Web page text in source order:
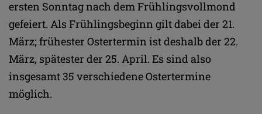
ersten Sonntag nach dem Frühlingsvollmond
gefeiert. Als Frühlingsbeginn gilt dabei der 21.
März; frühester Ostertermin ist deshalb der 22.
März, spätester der 25. April. Es sind also
insgesamt 35 verschiedene Ostertermine
möglich.